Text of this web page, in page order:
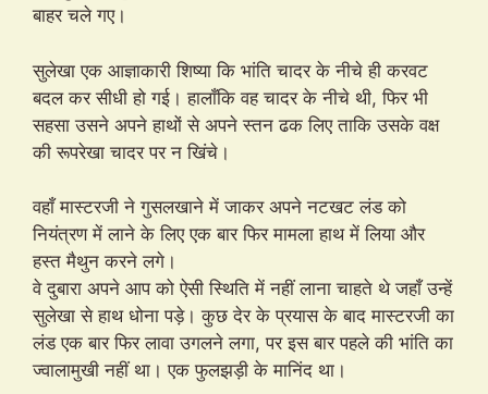
बाहर चले गए।
सुलेखा एक आज्ञाकारी शिष्या कि भांति चादर के नीचे ही करवट
बदल कर सीधी हो गई। हालाँकि वह चादर के नीचे थी, फिर भी
सहसा उसने अपने हाथों से अपने स्तन ढक लिए ताकि उसके वक्ष
की रूपरेखा चादर पर न खिंचे।
वहाँ मास्टरजी ने गुसलखाने में जाकर अपने नटखट लंड को
नियंत्रण में लाने के लिए एक बार फिर मामला हाथ में लिया और
हस्त मैथुन करने लगे।
वे दुबारा अपने आप को ऐसी स्थिति में नहीं लाना चाहते थे जहाँ उन्हें
सुलेखा से हाथ धोना पड़े। कुछ देर के प्रयास के बाद मास्टरजी का
लंड एक बार फिर लावा उगलने लगा, पर इस बार पहले की भांति का
ज्वालामुखी नहीं था। एक फुलझड़ी के मानिंद था।